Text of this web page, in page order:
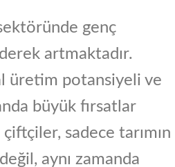
genç
artmaktadır.
üretim potansiyeli ve
büyük fırsatlar
sadece tarımın
aynı zamanda